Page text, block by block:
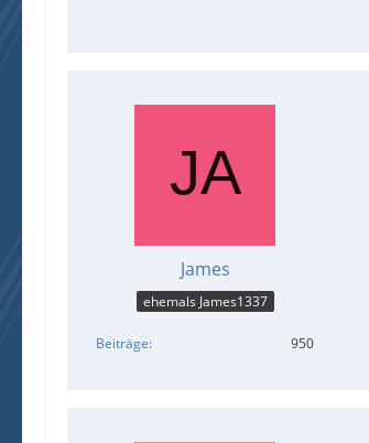
James
ehemals James1337
Beiträge 950